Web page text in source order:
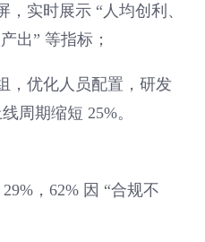
，实时展示 “人均创利、
出” 等指标；
，优化人员配置，研发
周期缩短 25%。
，62% 因 “合规不